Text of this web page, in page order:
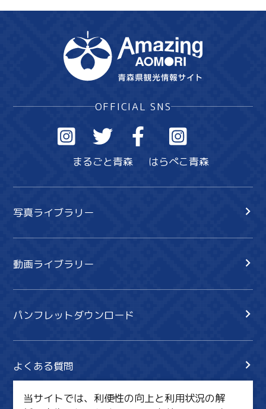
OFFICIAL SNS
まるごと青森 はらぺこ青森
写真ライブラリー
動画ライブラリー
パンフレットダウンロード
よくある質問
当サイトでは、利便性の向上と利用状況の解